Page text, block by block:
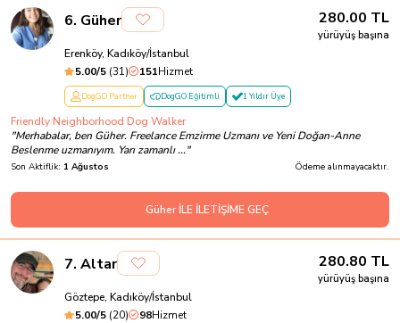
6. Güher 280.00 TL
yürüyüş başına
Erenköy, Kadıköy/İstanbul
5.00/5 (31) 151Hizmet
DogGO Partner DogGO Eğitimli 1 Yıldır Üye
Friendly Neighborhood Dog Walker
"Merhabalar, ben Güher. Freelance Emzirme Uzmanı ve Yeni Doğan-Anne
Beslenme uzmanıyım. Yarı zamanlı ..."
Son Aktiflik: 1 Ağustos Ödeme alınmayacaktır.
Güher İLE İLETİŞİME GEÇ
7. Altar 280.80 TL
yürüyüş başına
Göztepe, Kadıköy/İstanbul
5.00/5 (20) 98Hizmet